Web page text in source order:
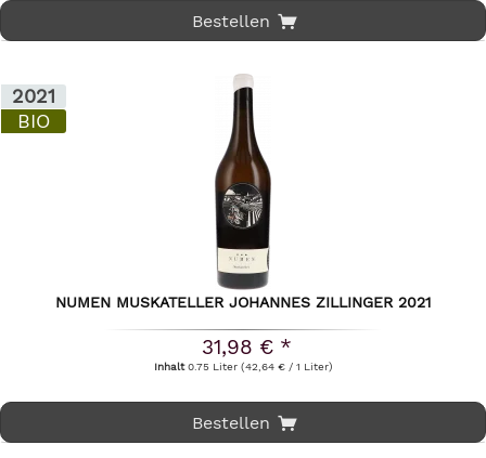
Bestellen
2021
BIO
NUMEN MUSKATELLER JOHANNES ZILLINGER 2021
31,98 € *
Inhalt0.75 Liter (42,64 € / 1 Liter)
Bestellen